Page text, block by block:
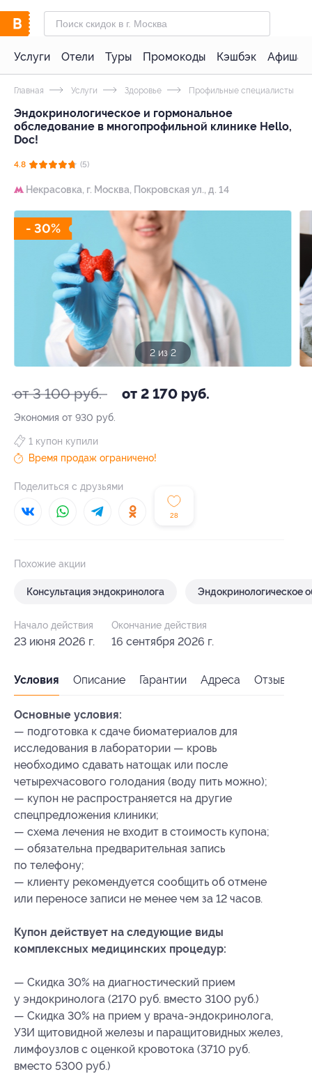
Услуги Отели Туры Промокоды Кэшбэк Афиша
Главная Услуги Здоровье Профильные специалисты
Эндокринологическое и гормональное
обследование в многопрофильной клинике Hello,
Doc!
4.8 (5)
Некрасовка, г. Москва, Покровская ул., д. 14
- 30%
1 из 2
от 3 100 руб. от 2 170 руб.
Экономия от 930 руб.
28
1 купон купили
Время продаж ограничено!
Поделиться с друзьями
Похожие акции
Консультация эндокринолога Эндокринологическое
Начало действия
23 июня 2026 г.
Окончание действия
16 сентября 2026 г.
Условия Описание Гарантии Адреса Отзывы
Основные условия:
— подготовка к сдаче биоматериалов для
исследования в лаборатории — кровь
необходимо сдавать натощак или после
четырехчасового голодания (воду пить можно);
— купон не распространяется на другие
спецпредложения клиники;
— схема лечения не входит в стоимость купона;
— обязательна предварительная запись
по телефону;
— клиенту рекомендуется сообщить об отмене
или переносе записи не менее чем за 12 часов.
Купон действует на следующие виды
комплексных медицинских процедур:
— Скидка 30% на диагностический прием
у эндокринолога (2170 руб. вместо 3100 руб.)
— Скидка 30% на прием у врача-эндокринолога,
УЗИ щитовидной железы и паращитовидных желез,
лимфоузлов с оценкой кровотока (3710 руб.
вместо 5300 руб.)